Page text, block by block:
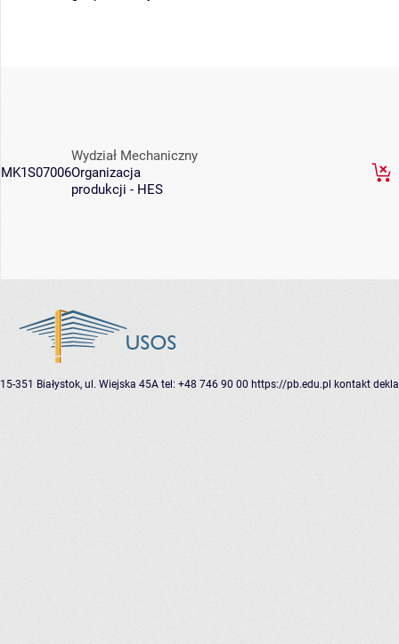
MK1S07006
Wydział Mechaniczny
Organizacja
produkcji - HES
15-351 Białystok, ul. Wiejska 45A tel: +48 746 90 00 https://pb.edu.pl kontakt